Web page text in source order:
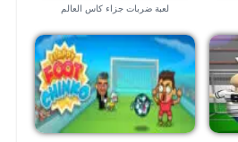
لعبة ضربات جزاء كاس العالم